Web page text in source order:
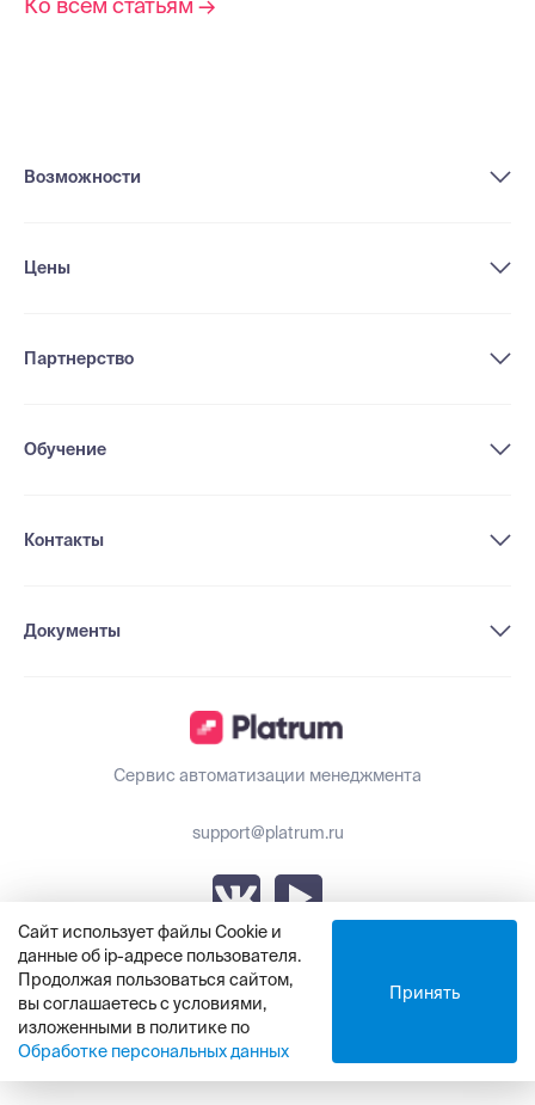
Сайт использует файлы Cookie и
данные об ip-адресе пользователя.
Продолжая пользоваться сайтом,
вы соглашаетесь с условиями,
изложенными в политике по
Обработке персональных данных
Принять
Ко всем статьям →
Сервис автоматизации менеджмента
support@platrum.ru
Возможности
Цены
Партнерство
Обучение
Контакты
Документы
© ООО «Платрум», 2021 - 2025